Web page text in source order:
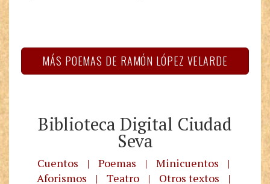
MÁS POEMAS DE RAMÓN LÓPEZ VELARDE
Biblioteca Digital Ciudad
Seva
Cuentos | Poemas | Minicuentos
|
Aforismos
| Teatro | Otros textos
|